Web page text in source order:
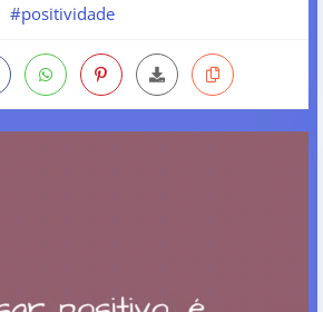
#positividade